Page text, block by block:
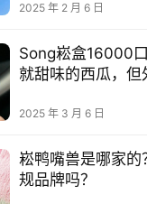
2025 年 2 月 6 日
Song崧盒16000
就甜味的西瓜，
2025 年 3 月 6 日
崧鸭嘴兽是哪家的
规品牌吗？